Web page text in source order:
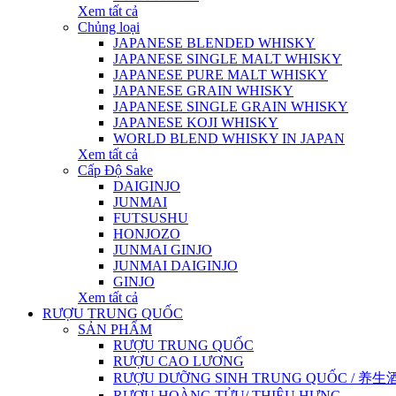
Xem tất cả
Chủng loại
JAPANESE BLENDED WHISKY
JAPANESE SINGLE MALT WHISKY
JAPANESE PURE MALT WHISKY
JAPANESE GRAIN WHISKY
JAPANESE SINGLE GRAIN WHISKY
JAPANESE KOJI WHISKY
WORLD BLEND WHISKY IN JAPAN
Xem tất cả
Cấp Độ Sake
DAIGINJO
JUNMAI
FUTSUSHU
HONJOZO
JUNMAI GINJO
JUNMAI DAIGINJO
GINJO
Xem tất cả
RƯỢU TRUNG QUỐC
SẢN PHẨM
RƯỢU TRUNG QUỐC
RƯỢU CAO LƯƠNG
RƯỢU DƯỠNG SINH TRUNG QUỐC / 养生